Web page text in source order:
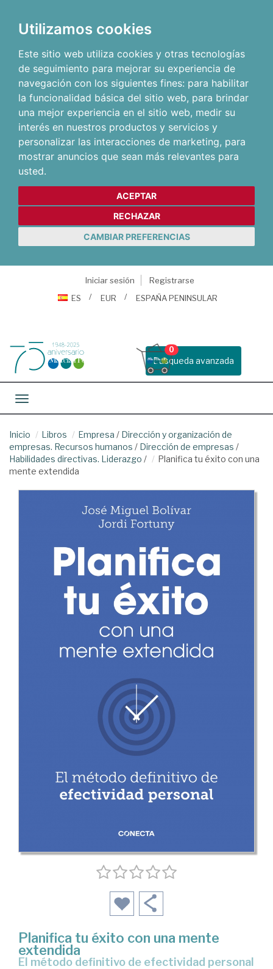
Utilizamos cookies
Este sitio web utiliza cookies y otras tecnologías
de seguimiento para mejorar su experiencia de
navegación con los siguientes fines: para habilitar
la funcionalidad básica del sitio web, para brindar
una mejor experiencia en el sitio web, medir su
interés en nuestros productos y servicios y
personalizar las interacciones de marketing, para
mostrar anuncios que sean más relevantes para
usted.
ACEPTAR
RECHAZAR
CAMBIAR PREFERENCIAS
Iniciar sesión
Registrarse
ES
EUR ESPAÑA PENINSULAR
Busqueda avanzada
0
Toggle navigation
Inicio Libros Empresa / Dirección y organización de
empresas. Recursos humanos / Dirección de empresas /
Habilidades directivas. Liderazgo /
Planifica tu éxito con una
mente extendida
Planifica tu éxito con una mente
extendida
El método definitivo de efectividad personal